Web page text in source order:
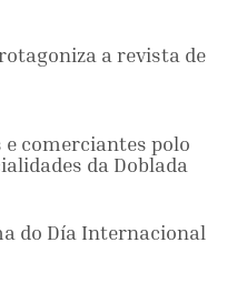
a revista de
e comerciantes polo
da Doblada
do Día Internacional